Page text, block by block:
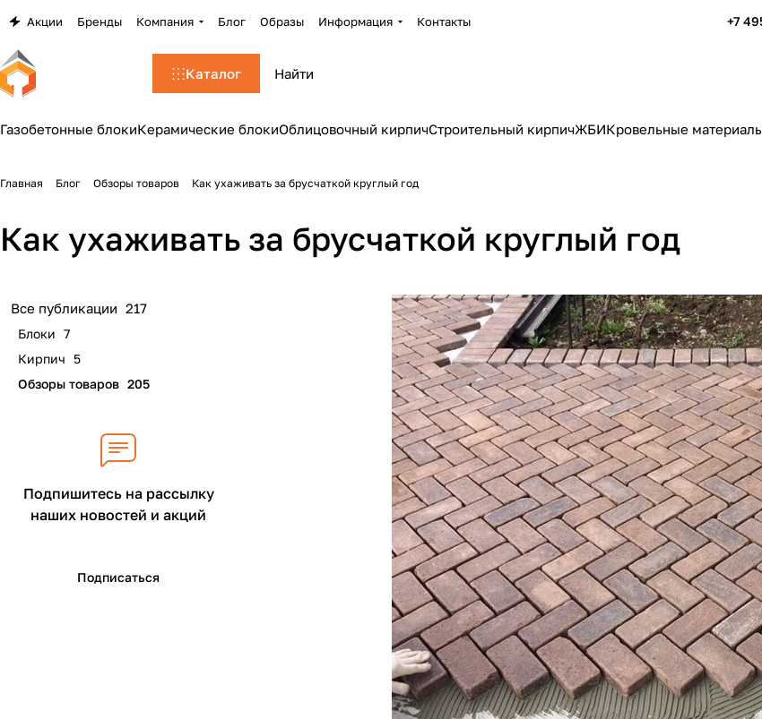
Акции Бренды Компания Блог Образы Информация Контакты +7
Каталог
Газобетонные блокиКерамические блокиОблицовочный кирпичСтроительный кирпичЖБИКровельные
Главная Блог Обзоры товаров Как ухаживать за брусчаткой круглый год
Как ухаживать за брусчаткой круглый год
Все публикации 217
Блоки 7
Кирпич
5
Обзоры товаров 205
Подпишитесь на рассылку
наших новостей и акций
Подписаться